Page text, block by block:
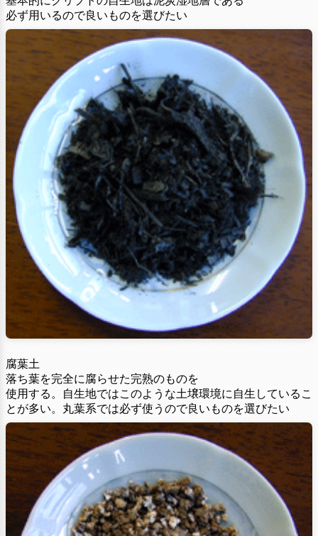
必ず用いるので良いものを選びたい
腐葉土
落ち葉を完全に腐らせた完熟のものを
使用する。自生地ではこのような土壌環境に自生しているこ
とが多い。丸葉系では必ず使うので良いものを選びたい